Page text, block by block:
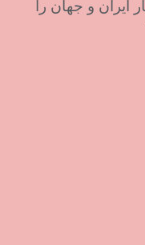
ایران و جهان را